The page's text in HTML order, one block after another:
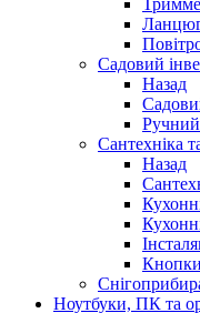
Садовий
Назад
Ручний
Сантехніка
Назад
Ноутбуки, ПК та